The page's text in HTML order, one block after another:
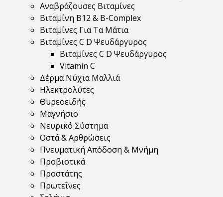
Αναβράζουσες Βιταμίνες
Βιταμίνη B12 & Β-Complex
Βιταμίνες Για Τα Μάτια
Βιταμίνες C D Ψευδάργυρος
Βιταμίνες C D Ψευδάργυρος
Vitamin C
Δέρμα Νύχια Μαλλιά
Ηλεκτρολύτες
Θυρεοειδής
Μαγνήσιο
Νευρικό Σύστημα
Οστά & Αρθρώσεις
Πνευματική Απόδοση & Μνήμη
Προβιοτικά
Προστάτης
Πρωτεΐνες